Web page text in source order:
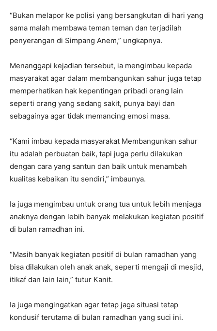
“Bukan melapor ke polisi yang bersangkutan di hari yang
sama malah membawa teman teman dan terjadilah
penyerangan di Simpang Anem,” ungkapnya.
Menanggapi kejadian tersebut, ia mengimbau kepada
masyarakat agar dalam membangunkan sahur juga tetap
memperhatikan hak kepentingan pribadi orang lain
seperti orang yang sedang sakit, punya bayi dan
sebagainya agar tidak memancing emosi masa.
“Kami imbau kepada masyarakat Membangunkan sahur
itu adalah perbuatan baik, tapi juga perlu dilakukan
dengan cara yang santun dan baik untuk menambah
kualitas kebaikan itu sendiri,” imbaunya.
Ia juga mengimbau untuk orang tua untuk lebih menjaga
anaknya dengan lebih banyak melakukan kegiatan positif
di bulan ramadhan ini.
“Masih banyak kegiatan positif di bulan ramadhan yang
bisa dilakukan oleh anak anak, seperti mengaji di mesjid,
itikaf dan lain lain,” tutur Kanit.
Ia juga mengingatkan agar tetap jaga situasi tetap
kondusif terutama di bulan ramadhan yang suci ini.